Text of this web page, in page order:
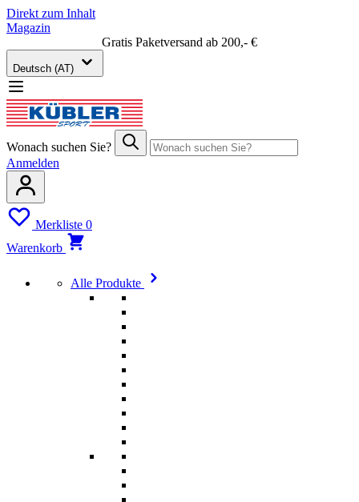
Direkt zum Inhalt
Magazin
Gratis Paketversand ab 200,- €
Deutsch (AT)
Wonach suchen Sie?
Anmelden
Merkliste 0
Warenkorb
Alle Produkte